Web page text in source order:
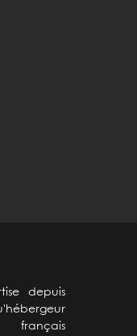
depuis
français